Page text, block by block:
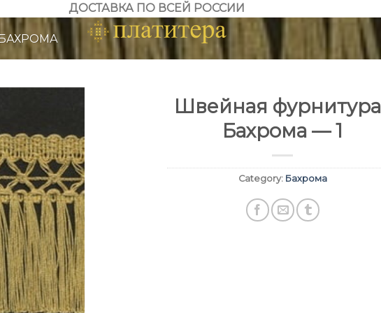
ДОСТАВКА ПО ВСЕЙ РОССИИ
Швейная фурнитура |
Бахрома — 1
Category: Бахрома